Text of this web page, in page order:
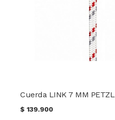
Cuerda LINK 7 MM PETZL
$139.900